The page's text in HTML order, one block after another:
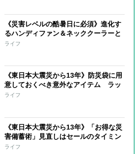
《災害レベルの酷暑日に必須》進化す
るハンディファン＆ネッククーラーと
使う際の注意点「気温が体温より低い
ライフ
《東日本大震災から13年》防災袋に用
意しておくべき意外なアイテム ラッ
プ、ペットシーツ…災害時に役立つ便
ライフ
《東日本大震災から13年》「お得な災
害備蓄術」見直しはセールのタイミン
グをルーティーンに！節約アドバイザ
ライフ